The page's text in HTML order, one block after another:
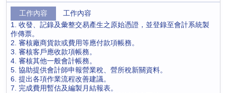
工作內容
1. 收發、記錄及彙整交易產生之原始憑證，並登錄至會計系統製
作傳票。
2. 審核廠商貨款或費用等應付款項帳務。
3. 審核客戶應收款項帳務。
4. 審核其他一般會計帳務。
5. 協助提供會計師申報營業稅、營所稅新關資料。
6. 提出各項作業流程改善建議。
7. 完成費用暫估及編製月結報表。